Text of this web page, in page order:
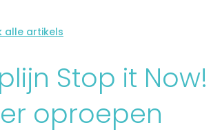
alle artikels
Stop it
oproepen